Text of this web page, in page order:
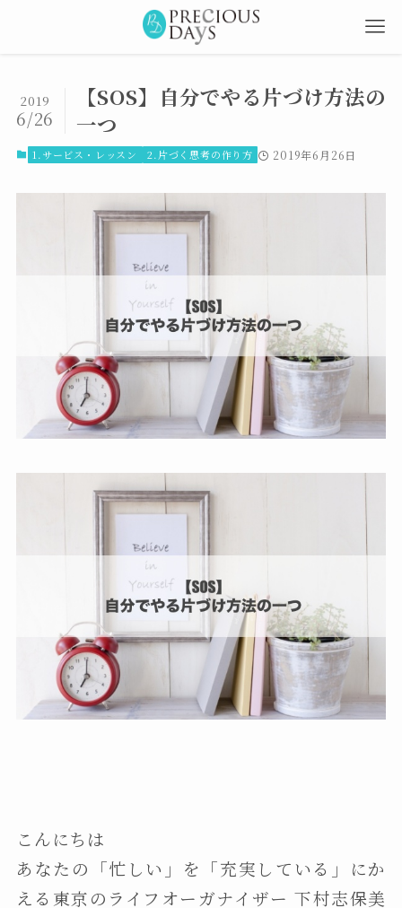
【SOS】自分でやる片づけ方法の
一つ
2019
6/26
1.サービス・レッスン 2.片づく思考の作り方 2019年6月26日
こんにちは
あなたの「忙しい」を「充実している」にか
える東京のライフオーガナイザー 下村志保美